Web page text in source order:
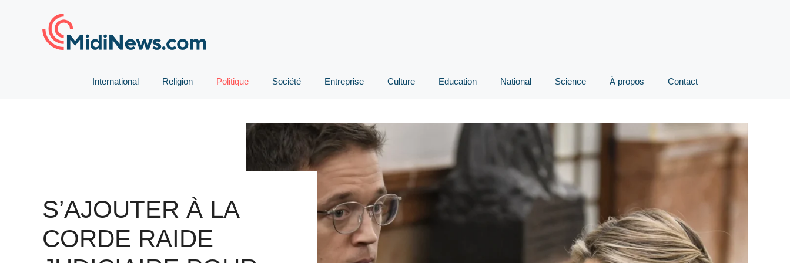
International Religion Politique Société Entreprise Culture Education National Science À propos Contact
S’AJOUTER À LA
CORDE RAIDE